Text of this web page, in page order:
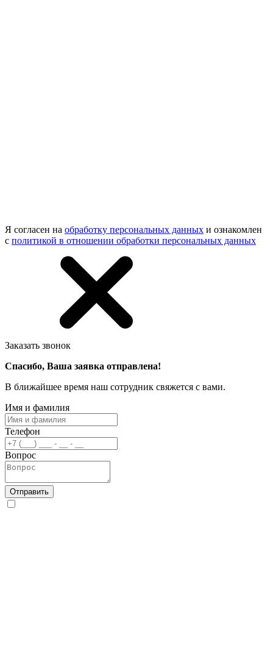
Я согласен на обработку персональных данных и ознакомлен
с политикой в отношении обработки персональных данных
Заказать звонок
Спасибо, Ваша заявка отправлена!
В ближайшее время наш сотрудник свяжется с вами.
Имя и фамилия
Телефон
Вопрос
Отправить